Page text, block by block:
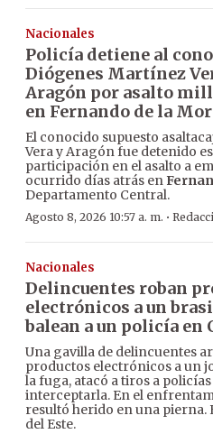
Nacionales
Policía detiene al
Diógenes Martínez
Aragón por asalto
en Fernando de la
El conocido supuesto
Vera y Aragón fue detenido
participación en el asalto a
ocurrido días atrás en
Departamento Central.
Agosto 8, 2026 10:57 a. m. ·
Nacionales
Delincuentes roban
electrónicos a un
balean a un policía en
Una gavilla de delincuentes
productos electrónicos a un
la fuga, atacó a tiros a
interceptarla. En el
resultó herido en una pierna.
del Este.